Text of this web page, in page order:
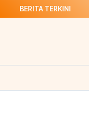
BERITA TERKINI
Pajak Marketplace